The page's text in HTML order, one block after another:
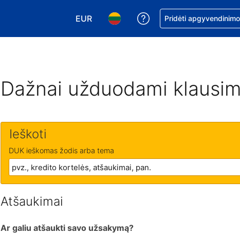
EUR
Pasirinkite valiutą. Jūsų pasirinkta
Pasirinkite kalbą. Jūsų
Pagalba dėl užsakymo
Pridėti
Dažnai užduodami
Ieškoti
DUK ieškomas žodis arba tema
Atšaukimai
Ar galiu atšaukti savo užsakymą?